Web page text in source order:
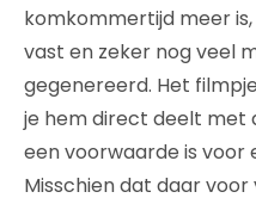
komkommertijd meer
vast en zeker nog veel
gegenereerd. Het
je hem direct deelt met
een voorwaarde is voor
Misschien dat daar